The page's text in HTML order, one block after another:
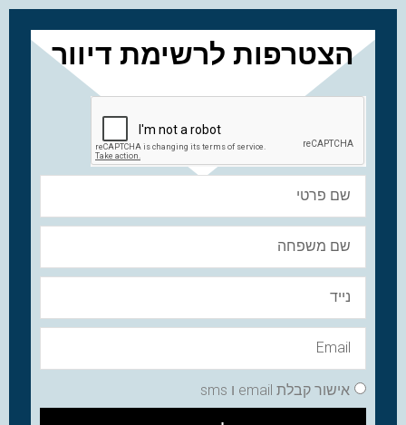
הצטרפות לרשימת דיוור
אישור קבלת email ו sms